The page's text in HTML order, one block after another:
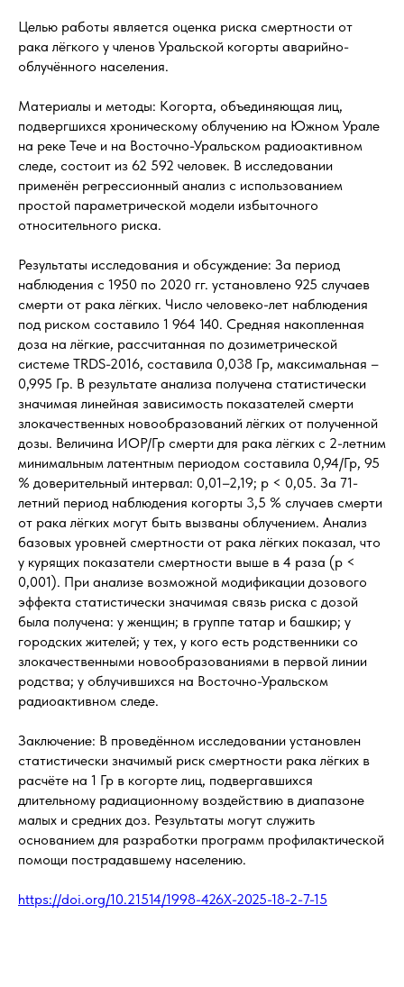
Целью работы является оценка риска смертности от
рака лёгкого у членов Уральской когорты аварийно-
облучённого населения.
Материалы и методы: Когорта, объединяющая лиц,
подвергшихся хроническому облучению на Южном Урале
на реке Тече и на Восточно-Уральском радиоактивном
следе, состоит из 62 592 человек. В исследовании
применён регрессионный анализ с использованием
простой параметрической модели избыточного
относительного риска.
Результаты исследования и обсуждение: За период
наблюдения с 1950 по 2020 гг. установлено 925 случаев
смерти от рака лёгких. Число человеко-лет наблюдения
под риском составило 1 964 140. Средняя накопленная
доза на лёгкие, рассчитанная по дозиметрической
системе TRDS-2016, составила 0,038 Гр, максимальная –
0,995 Гр. В результате анализа получена статистически
значимая линейная зависимость показателей смерти
злокачественных новообразований лёгких от полученной
дозы. Величина ИОР/Гр смерти для рака лёгких с 2-летним
минимальным латентным периодом составила 0,94/Гр, 95
% доверительный интервал: 0,01–2,19; p < 0,05. За 71-
летний период наблюдения когорты 3,5 % случаев смерти
от рака лёгких могут быть вызваны облучением. Анализ
базовых уровней смертности от рака лёгких показал, что
у курящих показатели смертности выше в 4 раза (p <
0,001). При анализе возможной модификации дозового
эффекта статистически значимая связь риска с дозой
была получена: у женщин; в группе татар и башкир; у
городских жителей; у тех, у кого есть родственники со
злокачественными новообразованиями в первой линии
родства; у облучившихся на Восточно-Уральском
радиоактивном следе.
Заключение: В проведённом исследовании установлен
статистически значимый риск смертности рака лёгких в
расчёте на 1 Гр в когорте лиц, подвергавшихся
длительному радиационному воздействию в диапазоне
малых и средних доз. Результаты могут служить
основанием для разработки программ профилактической
помощи пострадавшему населению.
https://doi.org/10.21514/1998-426X-2025-18-2-7-15